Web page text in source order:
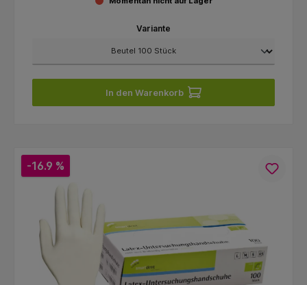
Variante
In den Warenkorb
-16.9 %